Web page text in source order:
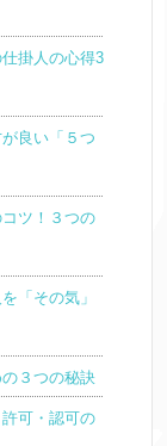
掛人の心得3
良い「５つ
ツ！３つの
「その気」
３つの秘訣
可・認可の